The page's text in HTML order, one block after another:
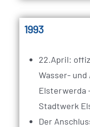
1993
22.April:
Wasser-
Elsterwerda
Stadtwerk
Der